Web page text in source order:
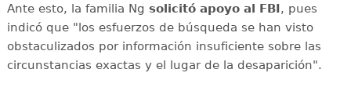
Ante esto, la familia Ng solicitó apoyo al FBI, pues
indicó que "los esfuerzos de búsqueda se han visto
obstaculizados por información insuficiente sobre las
circunstancias exactas y el lugar de la desaparición".